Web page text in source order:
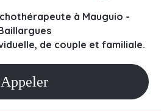
à Mauguio -
de couple et familiale.
Appeler